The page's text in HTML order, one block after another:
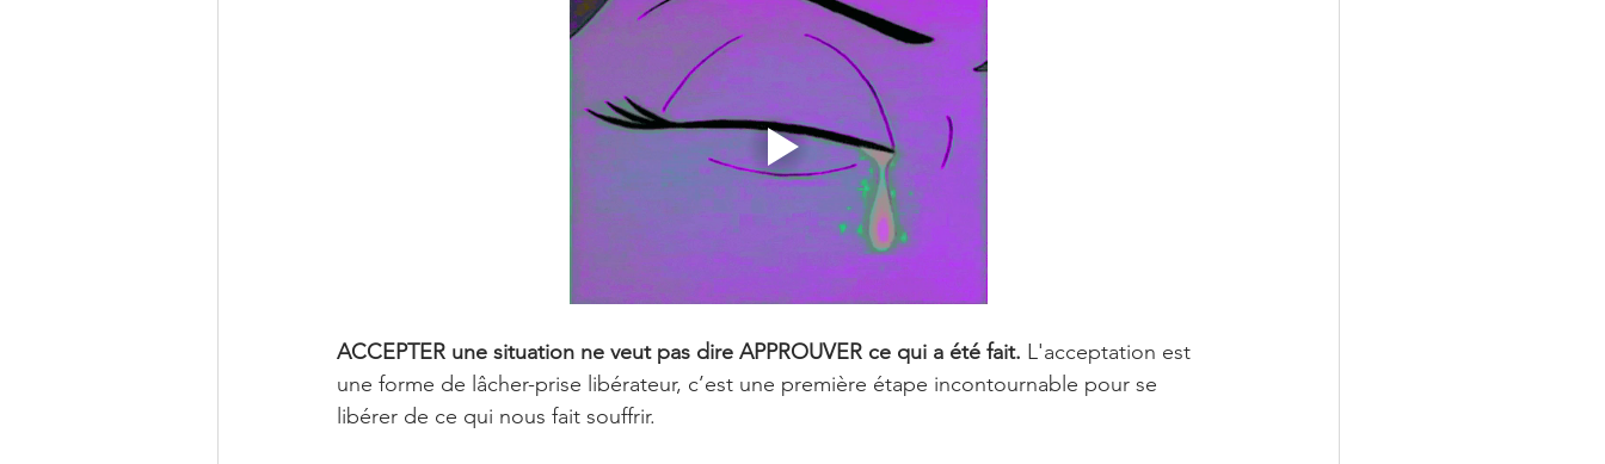
ACCEPTER une situation ne veut pas dire APPROUVER ce qui a été fait. L'acceptation est
une forme de lâcher-prise libérateur, c’est une première étape incontournable pour se
libérer de ce qui nous fait souffrir.